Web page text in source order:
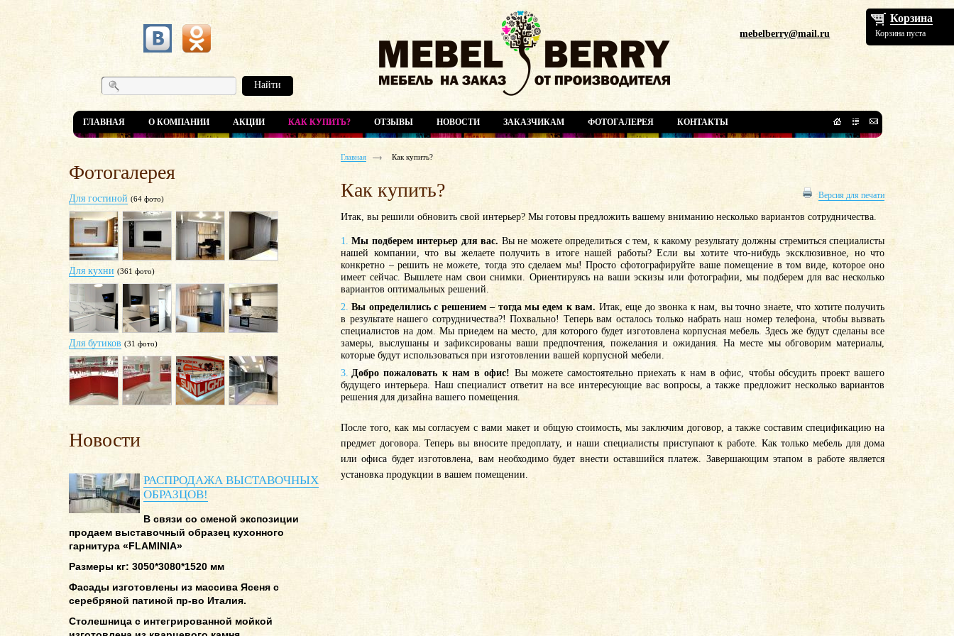
Найти
mebelberry@mail.ru
ГЛАВНАЯ О КОМПАНИИ АКЦИИ КАК КУПИТЬ? ОТЗЫВЫ НОВОСТИ ЗАКАЗЧИКАМ ФОТОГАЛЕРЕЯ КОНТАКТЫ
Корзина
Корзина пуста
Фотогалерея
Для гостиной (64 фото)
Для кухни (361 фото)
Для бутиков (31 фото)
Новости
РАСПРОДАЖА ВЫСТАВОЧНЫХ
ОБРАЗЦОВ!
В связи со сменой экспозиции
продаем выставочный образец кухонного
гарнитура «FLAMINIA»
Размеры кг: 3050*3080*1520 мм
Фасады изготовлены из массива Ясеня с
серебряной патиной пр-во Италия.
Столешница с интегрированной мойкой
Главная Как купить?
Как купить? Версия для печати
Итак, вы решили обновить свой интерьер? Мы готовы предложить вашему вниманию несколько вариантов сотрудничества.
1. Мы подберем интерьер для вас. Вы не можете определиться с тем, к какому результату должны стремиться специалисты
нашей компании, что вы желаете получить в итоге нашей работы? Если вы хотите что-нибудь эксклюзивное, но что
конкретно – решить не можете, тогда это сделаем мы! Просто сфотографируйте ваше помещение в том виде, которое оно
имеет сейчас. Вышлете нам свои снимки. Ориентируясь на ваши эскизы или фотографии, мы подберем для вас несколько
вариантов оптимальных решений.
2. Вы определились с решением – тогда мы едем к вам. Итак, еще до звонка к нам, вы точно знаете, что хотите получить
в результате нашего сотрудничества?! Похвально! Теперь вам осталось только набрать наш номер телефона, чтобы вызвать
специалистов на дом. Мы приедем на место, для которого будет изготовлена корпусная мебель. Здесь же будут сделаны все
замеры, выслушаны и зафиксированы ваши предпочтения, пожелания и ожидания. На месте мы обговорим материалы,
которые будут использоваться при изготовлении вашей корпусной мебели.
3. Добро пожаловать к нам в офис! Вы можете самостоятельно приехать к нам в офис, чтобы обсудить проект вашего
будущего интерьера. Наш специалист ответит на все интересующие вас вопросы, а также предложит несколько вариантов
решения для дизайна вашего помещения.
После того, как мы согласуем с вами макет и общую стоимость, мы заключим договор, а также составим спецификацию на
предмет договора. Теперь вы вносите предоплату, и наши специалисты приступают к работе. Как только мебель для дома
или офиса будет изготовлена, вам необходимо будет внести оставшийся платеж. Завершающим этапом в работе является
установка продукции в вашем помещении.